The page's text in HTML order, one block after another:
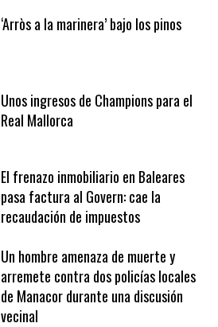
‘Arròs a la marinera’ bajo los pinos
Unos ingresos de Champions para el
Real Mallorca
El frenazo inmobiliario en Baleares
pasa factura al Govern: cae la
recaudación de impuestos
Un hombre amenaza de muerte y
arremete contra dos policías locales
de Manacor durante una discusión
vecinal